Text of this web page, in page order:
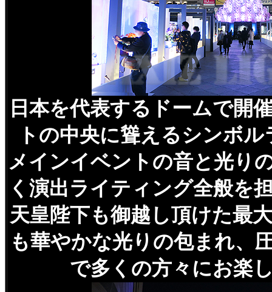
日本を代表するドームで開
トの中央に聳えるシンボ
メインイベントの音と光り
く演出ライティング全般を
天皇陛下も御越し頂けた最
も華やかな光りの包まれ、
で多くの方々にお楽